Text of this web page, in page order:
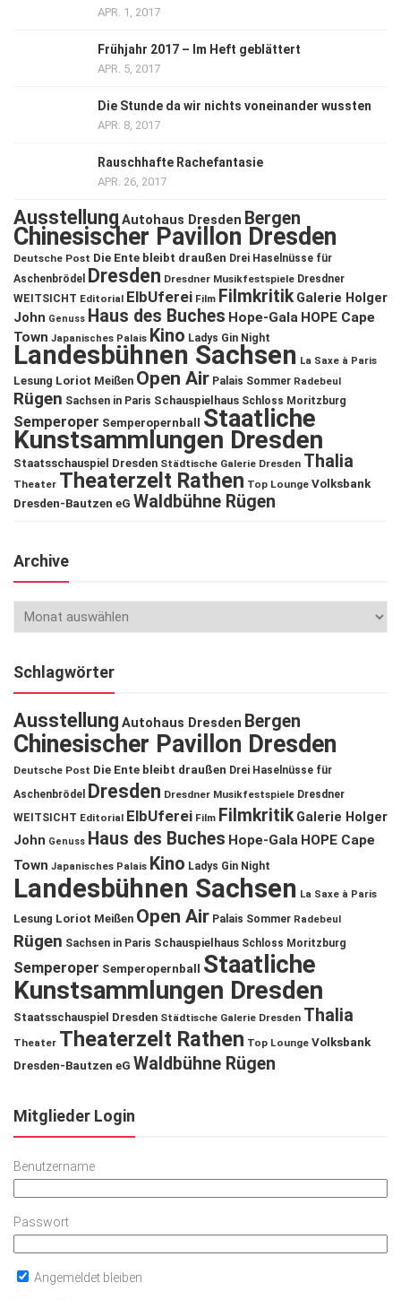
APR. 1, 2017
Frühjahr 2017 – Im Heft geblättert
APR. 5, 2017
Die Stunde da wir nichts voneinander wussten
APR. 8, 2017
Rauschhafte Rachefantasie
APR. 26, 2017
Ausstellung Autohaus Dresden Bergen
Chinesischer Pavillon Dresden
Deutsche Post Die Ente bleibt draußen Drei Haselnüsse für
Aschenbrödel
Dresden Dresdner Musikfestspiele Dresdner
WEITSICHT Editorial ElbUferei Film Filmkritik Galerie Holger
John Genuss Haus des Buches Hope-Gala HOPE Cape
Town Japanisches Palais Kino Ladys Gin Night
Landesbühnen Sachsen La Saxe à Paris
Lesung Loriot Meißen Open Air Palais Sommer Radebeul
Rügen Sachsen in Paris Schauspielhaus Schloss Moritzburg
Semperoper Semperopernball Staatliche
Kunstsammlungen Dresden
Staatsschauspiel Dresden Städtische Galerie Dresden Thalia
Theater Theaterzelt Rathen Top Lounge Volksbank
Dresden-Bautzen eG Waldbühne Rügen
Archive
Schlagwörter
Ausstellung Autohaus Dresden Bergen
Chinesischer Pavillon Dresden
Deutsche Post Die Ente bleibt draußen Drei Haselnüsse für
Aschenbrödel
Dresden Dresdner Musikfestspiele Dresdner
WEITSICHT Editorial ElbUferei Film Filmkritik Galerie Holger
John Genuss Haus des Buches Hope-Gala HOPE Cape
Town Japanisches Palais Kino Ladys Gin Night
Landesbühnen Sachsen La Saxe à Paris
Lesung Loriot Meißen Open Air Palais Sommer Radebeul
Rügen Sachsen in Paris Schauspielhaus Schloss Moritzburg
Semperoper Semperopernball
Staatliche
Kunstsammlungen Dresden
Staatsschauspiel Dresden Städtische Galerie Dresden Thalia
Theater Theaterzelt Rathen Top Lounge Volksbank
Dresden-Bautzen eG Waldbühne Rügen
Mitglieder Login
Benutzername
Passwort
Angemeldet bleiben